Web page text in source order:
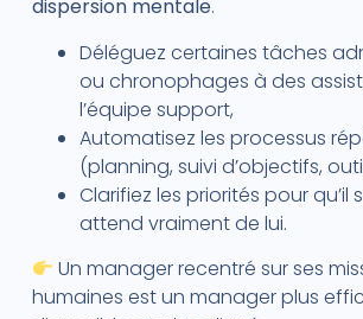
dispersion mentale.
Déléguez certaines tâches
ou chronophages à des
l’équipe support,
Automatisez les processus
(planning, suivi d’objectifs,
Clarifiez les priorités pour qu’il
attend vraiment de lui.
Un manager recentré sur ses
humaines est un manager plus